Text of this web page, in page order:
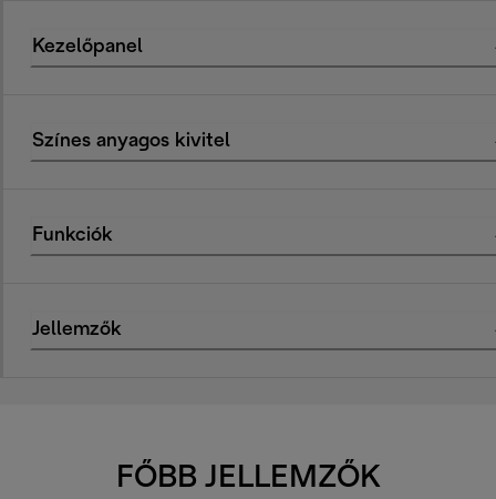
Kezelőpanel
Színes anyagos kivitel
Funkciók
Jellemzők
FŐBB JELLEMZŐK